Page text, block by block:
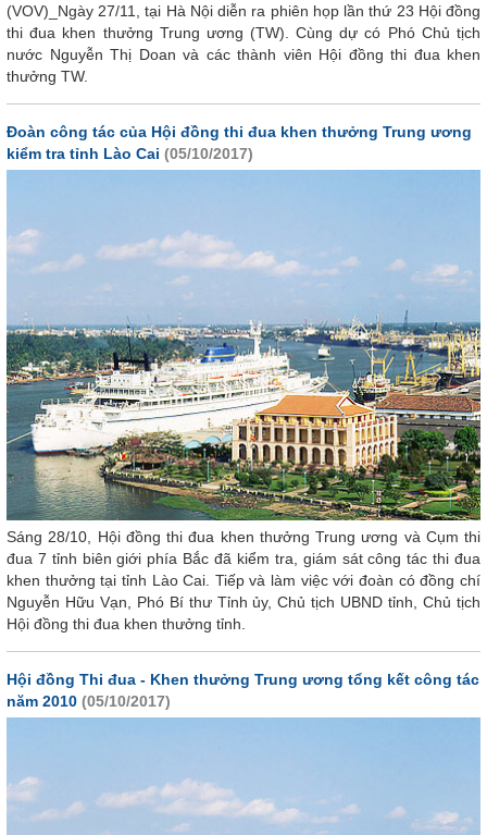
(VOV)_Ngày 27/11, tại Hà Nội diễn ra phiên họp lần thứ 23 Hội đồng
thi đua khen thưởng Trung ương (TW). Cùng dự có Phó Chủ tịch
nước Nguyễn Thị Doan và các thành viên Hội đồng thi đua khen
thưởng TW.
Đoàn công tác của Hội đồng thi đua khen thưởng Trung ương
kiểm tra tỉnh Lào Cai (05/10/2017)
Sáng 28/10, Hội đồng thi đua khen thưởng Trung ương và Cụm thi
đua 7 tỉnh biên giới phía Bắc đã kiểm tra, giám sát công tác thi đua
khen thưởng tại tỉnh Lào Cai. Tiếp và làm việc với đoàn có đồng chí
Nguyễn Hữu Vạn, Phó Bí thư Tỉnh ủy, Chủ tịch UBND tỉnh, Chủ tịch
Hội đồng thi đua khen thưởng tỉnh.
Hội đồng Thi đua - Khen thưởng Trung ương tổng kết công tác
năm 2010 (05/10/2017)